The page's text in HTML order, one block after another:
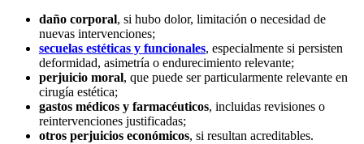
daño corporal, si hubo dolor, limitación o necesidad de
nuevas intervenciones;
secuelas estéticas y funcionales, especialmente si persisten
deformidad, asimetría o endurecimiento relevante;
perjuicio moral, que puede ser particularmente relevante en
cirugía estética;
gastos médicos y farmacéuticos, incluidas revisiones o
reintervenciones justificadas;
otros perjuicios económicos, si resultan acreditables.